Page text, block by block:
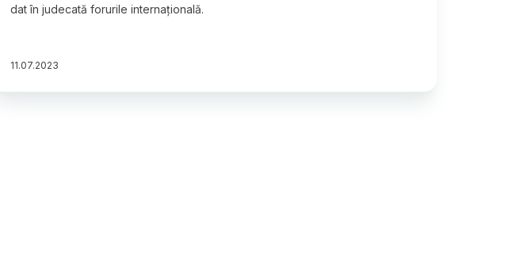
dat în judecată forurile internațională.
11.07.2023